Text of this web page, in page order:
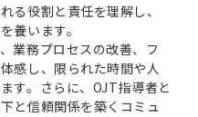
る役割と責任を理解し、
養います。
業務プロセスの改善、フ
感し、限られた時間や人
す。さらに、OJT指導者と
と信頼関係を築くコミュ